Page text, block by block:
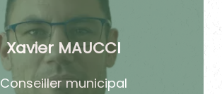
Xavier MAUCCI
Conseiller municipal